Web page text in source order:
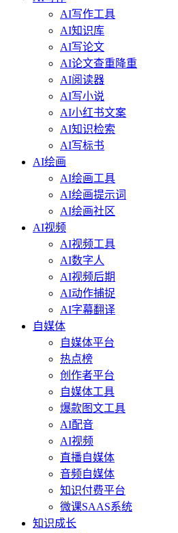
AI写作工具
AI知识库
AI写论文
AI论文查重降重
AI阅读器
AI写小说
AI小红书文案
AI知识检索
AI写标书
AI绘画
AI绘画工具
AI绘画提示词
AI绘画社区
AI视频
AI视频工具
AI数字人
AI视频后期
AI动作捕捉
AI字幕翻译
自媒体
自媒体平台
热点榜
创作者平台
自媒体工具
爆款图文工具
AI配音
AI视频
直播自媒体
音频自媒体
知识付费平台
微课SAAS系统
知识成长